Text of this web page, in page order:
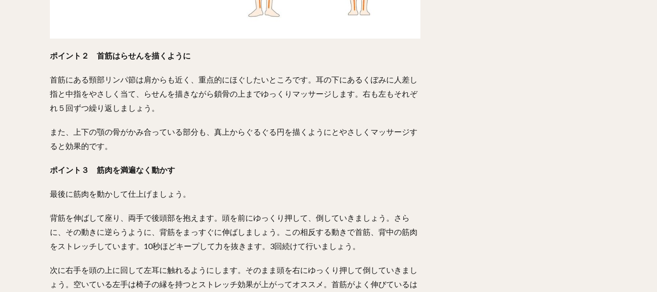
ポイント２ 首筋はらせんを描くように
首筋にある頸部リンパ節は肩からも近く、重点的にほぐしたいところです。耳の下にあるくぼみに人差し
指と中指をやさしく当て、らせんを描きながら鎖骨の上までゆっくりマッサージします。右も左もそれぞ
れ５回ずつ繰り返しましょう。
また、上下の顎の骨がかみ合っている部分も、真上からぐるぐる円を描くようにとやさしくマッサージす
ると効果的です。
ポイント３ 筋肉を満遍なく動かす
最後に筋肉を動かして仕上げましょう。
背筋を伸ばして座り、両手で後頭部を抱えます。頭を前にゆっくり押して、倒していきましょう。さら
に、その動きに逆らうように、背筋をまっすぐに伸ばしましょう。この相反する動きで首筋、背中の筋肉
をストレッチしています。10秒ほどキープして力を抜きます。3回続けて行いましょう。
次に右手を頭の上に回して左耳に触れるようにします。そのまま頭を右にゆっくり押して倒していきまし
ょう。空いている左手は椅子の縁を持つとストレッチ効果が上がってオススメ。首筋がよく伸びているは